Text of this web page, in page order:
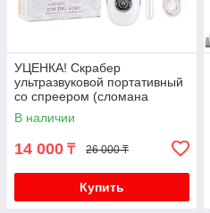
УЦЕНКА! Скрабер
ультразвуковой портативный
со спреером (сломана
кнопка подачи воды)
В наличии
14 000 ₸ 26 000 ₸
Купить